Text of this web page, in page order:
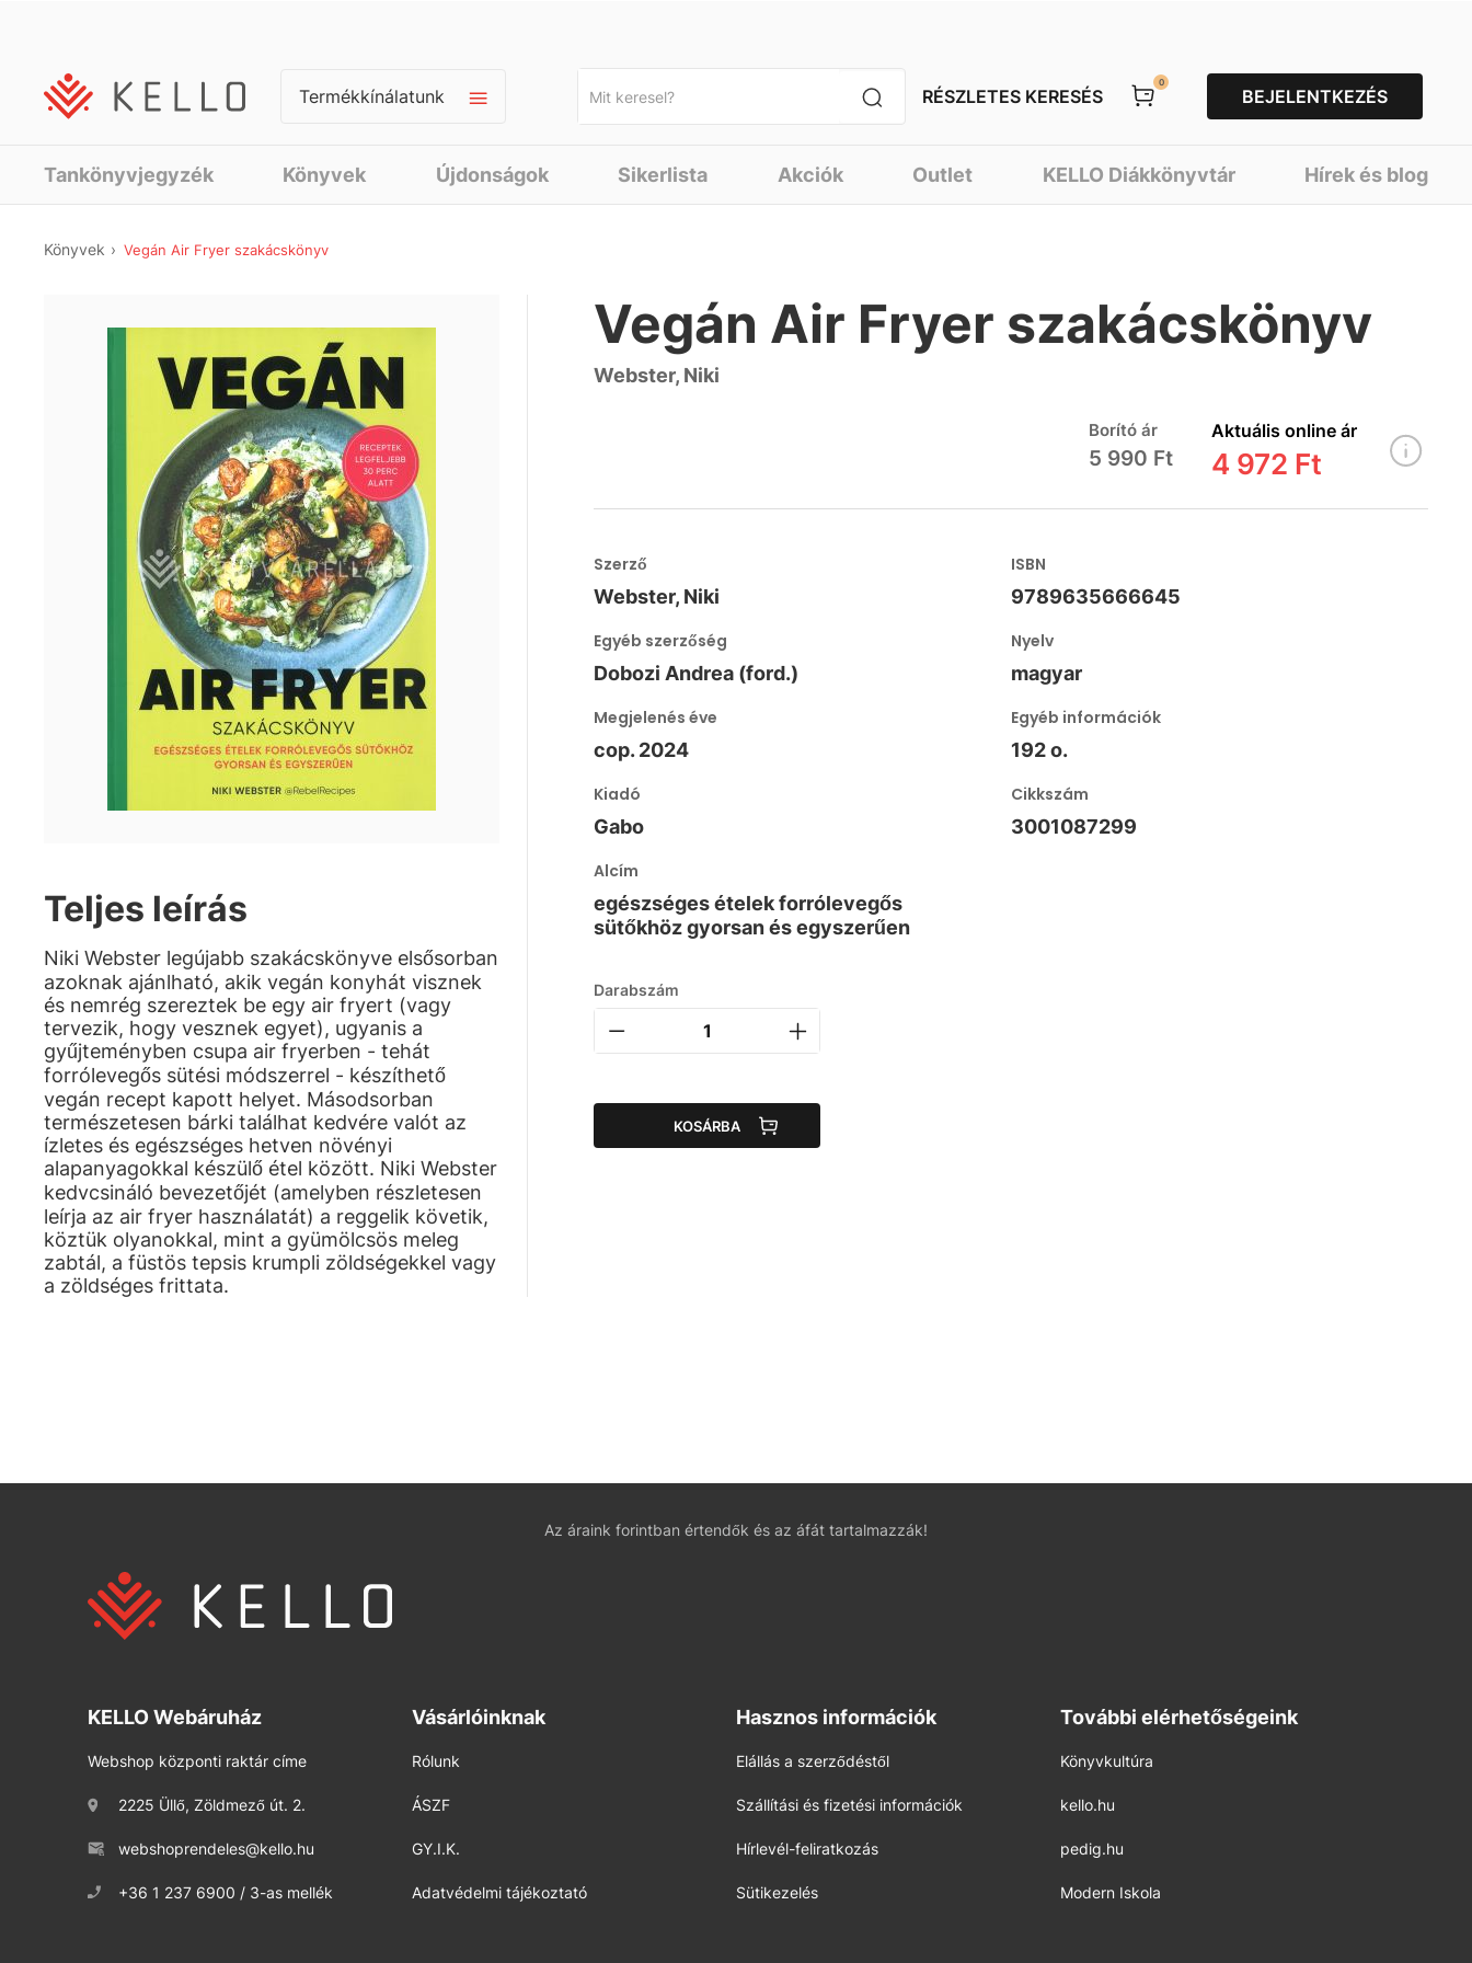
Termékkínálatunk RÉSZLETES KERESÉS
0
BEJELENTKEZÉS
Tankönyvjegyzék Könyvek Újdonságok Sikerlista Akciók Outlet KELLO Diákkönyvtár Hírek és blog
Könyvek Vegán Air Fryer szakácskönyv
Teljes leírás
Niki Webster legújabb szakácskönyve elsősorban
azoknak ajánlható, akik vegán konyhát visznek
és nemrég szereztek be egy air fryert (vagy
tervezik, hogy vesznek egyet), ugyanis a
gyűjteményben csupa air fryerben - tehát
forrólevegős sütési módszerrel - készíthető
vegán recept kapott helyet. Másodsorban
természetesen bárki találhat kedvére valót az
ízletes és egészséges hetven növényi
alapanyagokkal készülő étel között. Niki Webster
kedvcsináló bevezetőjét (amelyben részletesen
leírja az air fryer használatát) a reggelik követik,
köztük olyanokkal, mint a gyümölcsös meleg
zabtál, a füstös tepsis krumpli zöldségekkel vagy
a zöldséges frittata.
Vegán Air Fryer szakácskönyv
Webster, Niki
Borító ár
5 990 Ft
Aktuális online ár
4 972 Ft
Szerző
Webster, Niki
ISBN
9789635666645
Egyéb szerzőség
Dobozi Andrea (ford.)
Nyelv
magyar
Megjelenés éve
cop. 2024
Egyéb információk
192 o.
Kiadó
Gabo
Cikkszám
3001087299
Alcím
egészséges ételek forrólevegős
sütőkhöz gyorsan és egyszerűen
Darabszám
KOSÁRBA
Az áraink forintban értendők és az áfát tartalmazzák!
KELLO Webáruház
Webshop központi raktár címe
2225 Üllő, Zöldmező út. 2.
webshoprendeles@kello.hu
+36 1 237 6900 / 3-as mellék
Vásárlóinknak
Rólunk
ÁSZF
GY.I.K.
Adatvédelmi tájékoztató
Hasznos információk
Elállás a szerződéstől
Szállítási és fizetési információk
Hírlevél-feliratkozás
Sütikezelés
További elérhetőségeink
Könyvkultúra
kello.hu
pedig.hu
Modern Iskola